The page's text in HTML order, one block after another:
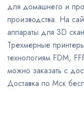
для домашнего и
производства. На
аппараты для 3D
Трехмерные
технологиям FDM,
можно заказать с
Доставка по Мск